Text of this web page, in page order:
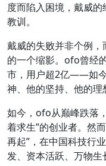
度而陷入困境，戴威
教训。
戴威的失败并非个例
的一个缩影。ofo曾经
市，用户超2亿——如
神、他的坚持、他的理
如今，ofo从巅峰跌落
着求生”的创业者。然
再起”，在中国科技行
发、资本活跃、万物生